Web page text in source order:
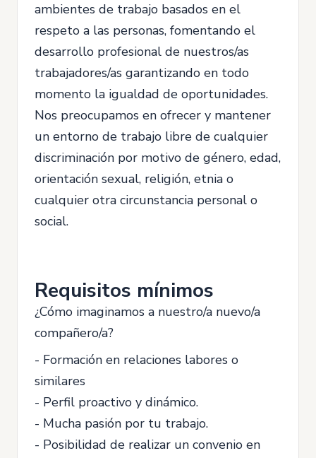
ambientes de trabajo basados en el
respeto a las personas, fomentando el
desarrollo profesional de nuestros/as
trabajadores/as garantizando en todo
momento la igualdad de oportunidades.
Nos preocupamos en ofrecer y mantener
un entorno de trabajo libre de cualquier
discriminación por motivo de género, edad,
orientación sexual, religión, etnia o
cualquier otra circunstancia personal o
social.
Requisitos mínimos
¿Cómo imaginamos a nuestro/a nuevo/a
compañero/a?
- Formación en relaciones labores o
similares
- Perfil proactivo y dinámico.
- Mucha pasión por tu trabajo.
- Posibilidad de realizar un convenio en